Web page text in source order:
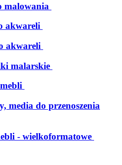
malowania
akwareli
akwareli
malarskie
media do przenoszenia
- wielkoformatowe